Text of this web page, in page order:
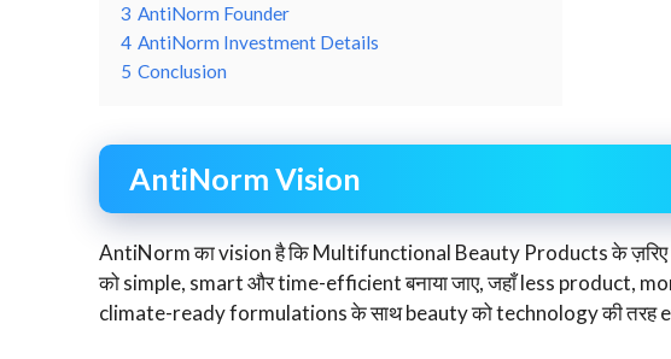
3 AntiNorm Founder
4 AntiNorm Investment Details
5 Conclusion
AntiNorm Vision
AntiNorm का vision है कि Multifunctional Beauty Products के
को simple, smart और time-efficient बनाया जाए, जहाँ less product,
climate-ready formulations के साथ beauty को technology की तरह